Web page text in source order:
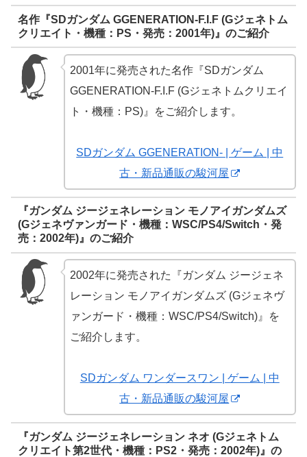
名作『SDガンダム GGENERATION-F.I.F (Gジェネトム
クリエイト・機種：PS・発売：2001年)』のご紹介
2001年に発売された名作『SDガンダム
GGENERATION-F.I.F (Gジェネトムクリエイ
ト・機種：PS)』をご紹介します。
SDガンダム GGENERATION- | ゲーム | 中
古・新品通販の駿河屋
『ガンダム ジージェネレーション モノアイガンダムズ
(Gジェネヴァンガード・機種：WSC/PS4/Switch・発
売：2002年)』のご紹介
2002年に発売された『ガンダム ジージェネ
レーション モノアイガンダムズ (Gジェネヴ
ァンガード・機種：WSC/PS4/Switch)』を
ご紹介します。
SDガンダム ワンダースワン | ゲーム | 中
古・新品通販の駿河屋
『ガンダム ジージェネレーション ネオ (Gジェネトム
クリエイト第2世代・機種：PS2・発売：2002年)』の